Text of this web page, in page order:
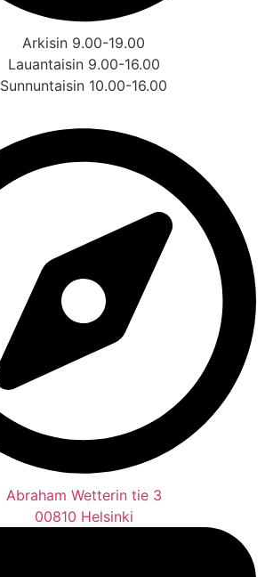
Arkisin 9.00-19.00
Lauantaisin 9.00-16.00
Sunnuntaisin 10.00-16.00
Abraham Wetterin tie 3
00810 Helsinki